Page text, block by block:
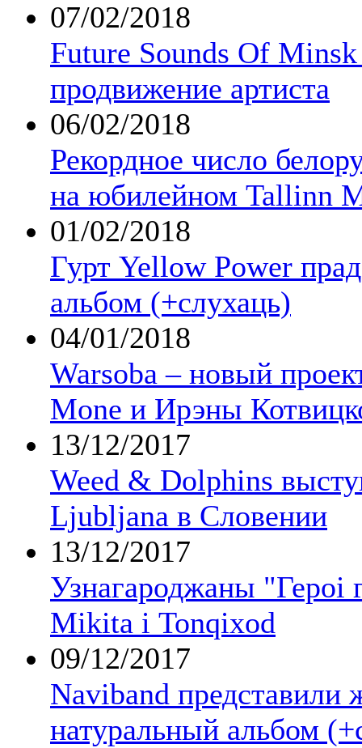
07/02/2018
Future Sounds Of
продвижение артиста
06/02/2018
Рекордное число
на юбилейном Tallinn
01/02/2018
Гурт Yellow Power
альбом (+слухаць)
04/01/2018
Warsoba – новый
Mone и Ирэны
13/12/2017
Weed & Dolphins
Ljubljana в Словении
13/12/2017
Узнагароджаны "Героі
Mikita і Tonqixod
09/12/2017
Naviband представили
натуральный альбом